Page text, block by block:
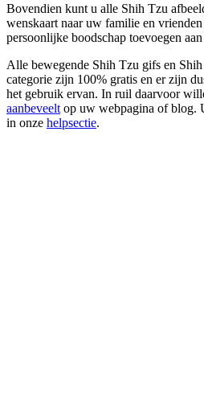
Bovendien kunt u alle Shih Tzu
wenskaart naar uw familie en vrienden
persoonlijke boodschap toevoegen
Alle bewegende Shih Tzu gifs en
categorie zijn 100% gratis en er zijn
het gebruik ervan. In ruil daarvoor
aanbeveelt op uw webpagina of blog.
in onze helpsectie.